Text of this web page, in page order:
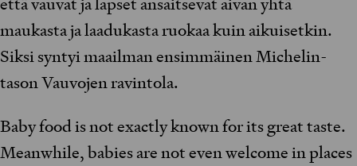
maukasta ja laadukasta ruokaa kuin aikuisetkin.
Siksi syntyi maailman ensimmäinen Michelin-
tason Vauvojen ravintola.
Baby food is not exactly known for its great taste.
Meanwhile, babies are not even welcome in places